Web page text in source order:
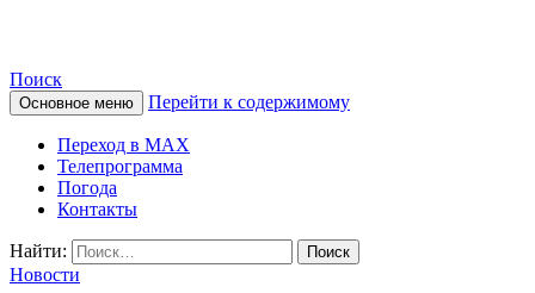
КАМЧАТСКОЕ
ИНФОРМАЦИОННОЕ
АГЕНТСТВО (КИА
«ВЕСТИ»)
Поиск
Основное меню Перейти к содержимому
Переход в MAX
Телепрограмма
Погода
Контакты
Найти:
Новости